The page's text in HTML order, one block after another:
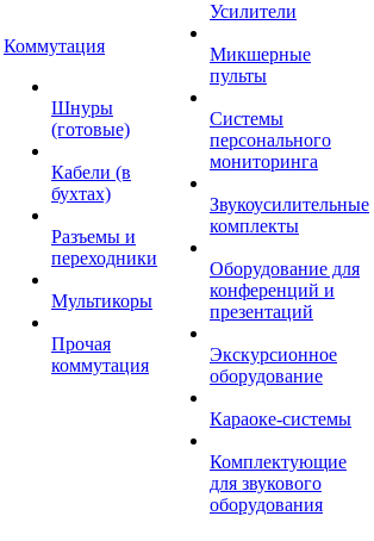
Коммутация
Шнуры
(готовые)
Кабели (в
бухтах)
Разъемы и
переходники
Мультикоры
Прочая
коммутация
Усилители
Микшерные
пульты
Системы
персонального
мониторинга
Звукоусилительные
комплекты
Оборудование для
конференций и
презентаций
Экскурсионное
оборудование
Караоке-системы
Комплектующие
для звукового
оборудования